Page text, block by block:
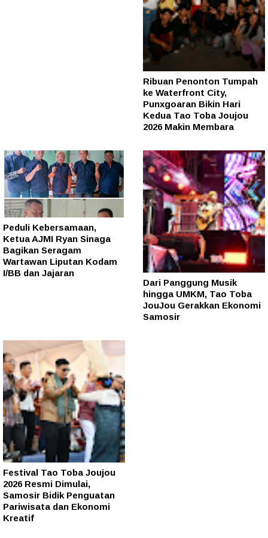
Ribuan Penonton Tumpah
ke Waterfront City,
Punxgoaran Bikin Hari
Kedua Tao Toba Joujou
2026 Makin Membara
Peduli Kebersamaan,
Ketua AJMI Ryan Sinaga
Bagikan Seragam
Wartawan Liputan Kodam
I/BB dan Jajaran
Dari Panggung Musik
hingga UMKM, Tao Toba
JouJou Gerakkan Ekonomi
Samosir
Festival Tao Toba Joujou
2026 Resmi Dimulai,
Samosir Bidik Penguatan
Pariwisata dan Ekonomi
Kreatif